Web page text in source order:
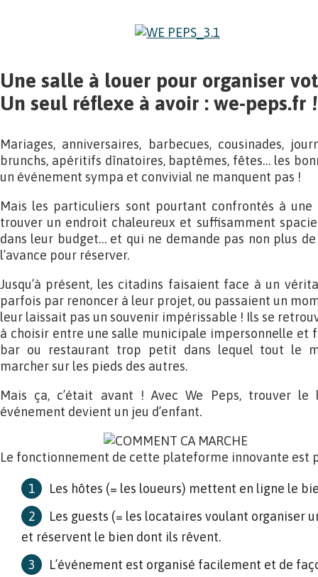
Une salle à louer pour organiser
Un seul réflexe à avoir : we-peps.fr !
Mariages, anniversaires, barbecues, cousinades,
brunchs, apéritifs dînatoires, baptêmes, fêtes… les
un événement sympa et convivial ne manquent pas !
Mais les particuliers sont pourtant confrontés à
trouver un endroit chaleureux et suffisamment
dans leur budget… et qui ne demande pas non plus
l’avance pour réserver.
Jusqu’à présent, les citadins faisaient face à un
parfois par renoncer à leur projet, ou passaient un
leur laissait pas un souvenir impérissable ! Ils se
à choisir entre une salle municipale impersonnelle et
bar ou restaurant trop petit dans lequel tout le
marcher sur les pieds des autres.
Mais ça, c’était avant ! Avec We Peps, trouver
événement devient un jeu d’enfant.
Le fonctionnement de cette plateforme innovante est
Les hôtes (= les loueurs) mettent en ligne le
Les guests (= les locataires voulant organiser
et réservent le bien dont ils rêvent.
L’événement est organisé facilement et de